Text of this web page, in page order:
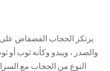
يرتكز الحجاب الفضفاض
والصدر ، ويبدو وكأنه ثوب أو
النوع من الحجاب مع